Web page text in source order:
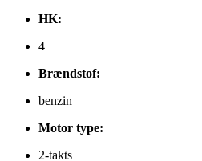
HK:
4
Brændstof:
benzin
Motor type:
2-takts